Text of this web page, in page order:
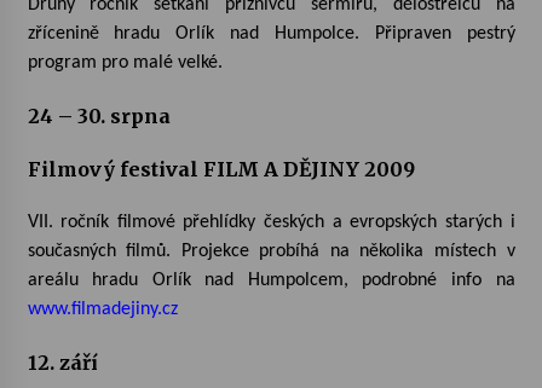
Druhý ročník setkání příznivců šermířů, dělostřelců na
zřícenině hradu Orlík nad Humpolce. Připraven pestrý
program pro malé velké.
24 – 30. srpna
Filmový festival FILM A DĚJINY 2009
VII. ročník filmové přehlídky českých a evropských starých i
současných filmů. Projekce probíhá na několika místech v
areálu hradu Orlík nad Humpolcem, podrobné info na
www.filmadejiny.cz
12. září